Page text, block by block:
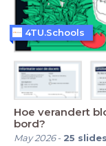
Hoe verandert
bord?
May 2026- 25 slides
4TU.Schools